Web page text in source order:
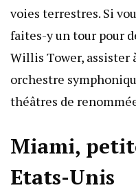
voies terrestres. Si
faites-y un tour pour
Willis Tower, assister
orchestre
théâtres de
Miami,
Etats-Unis